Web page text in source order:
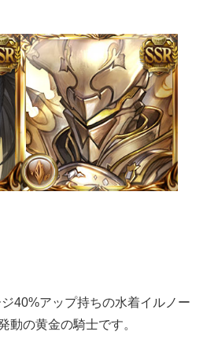
40%アップ持ちの水着イルノー
動の黄金の騎士です。